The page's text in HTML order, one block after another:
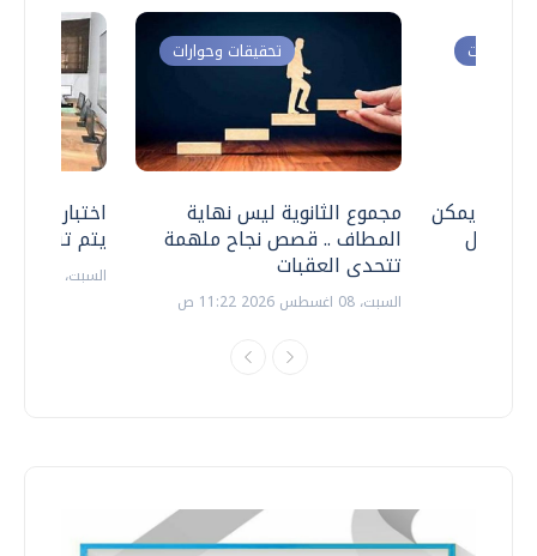
اختبارات
يتم
السبت، 18 يوليو 2026 09:22 ص
تحقيقات وحوارات
مجموع الثانوية ليس نهاية
المطاف .. قصص نجاح ملهمة
تتحدى العقبات
السبت، 08 اغسطس 2026 11:22 ص
وحوارات
.. هل يمكن
نتعامل